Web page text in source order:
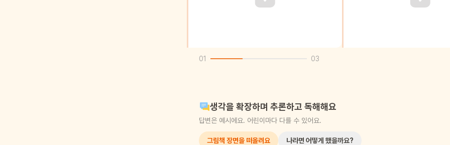
01 03
생각을 확장하며 추론하고 독해해요
답변은 예시에요. 어린이마다 다를 수 있어요.
그림책 장면을 떠올려요 나라면 어떻게 했을까요?